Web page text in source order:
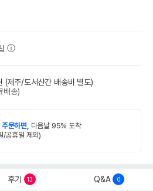
(제주/도서산간 배송비 별도)
배송)
문하면, 다음날 95% 도착
/공휴일 제외)
후기 13 Q&A 0